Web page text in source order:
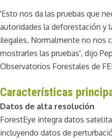
'Esto nos da las pruebas que
autoridades la deforestación y
ilegales. Normalmente no nos
mostrarles las pruebas', dijo
Observatorios Forestales de
Características
Datos de alta resolución
ForestEye integra datos
incluyendo datos de